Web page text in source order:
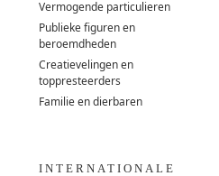
Vermogende particulieren
Publieke figuren en
beroemdheden
Creatievelingen en
toppresteerders
Familie en dierbaren
INTERNATIONALE